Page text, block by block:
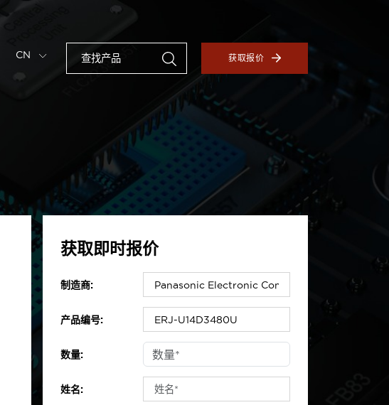
CN 获取报价
获取即时报价
制造商:
产品编号:
数量:
姓名: